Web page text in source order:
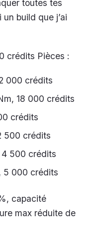
toutes tes
build que j’ai
crédits Pièces :
000 crédits
18 000 crédits
crédits
500 crédits
4 500 crédits
5 000 crédits
capacité
max réduite de